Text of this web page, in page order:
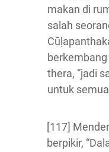
makan di
salah
thera, “jadi
untuk
[117]
berpikir,